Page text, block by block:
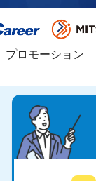
プロモーション